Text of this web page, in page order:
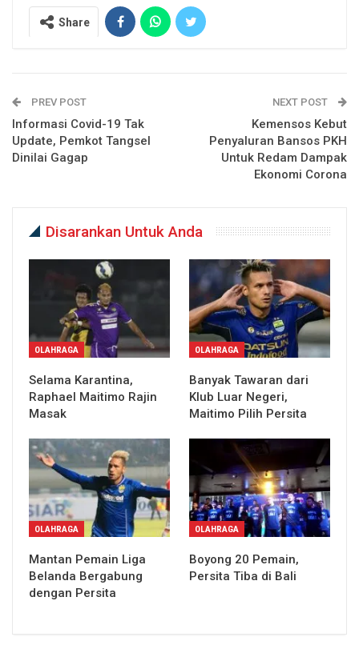
Share
PREV POST
Informasi Covid-19 Tak
Update, Pemkot Tangsel
Dinilai Gagap
NEXT POST
Kemensos Kebut
Penyaluran Bansos PKH
Untuk Redam Dampak
Ekonomi Corona
Disarankan Untuk Anda
OLAHRAGA
Selama Karantina,
Raphael Maitimo Rajin
Masak
OLAHRAGA
Banyak Tawaran dari
Klub Luar Negeri,
Maitimo Pilih Persita
OLAHRAGA
Mantan Pemain Liga
Belanda Bergabung
dengan Persita
OLAHRAGA
Boyong 20 Pemain,
Persita Tiba di Bali